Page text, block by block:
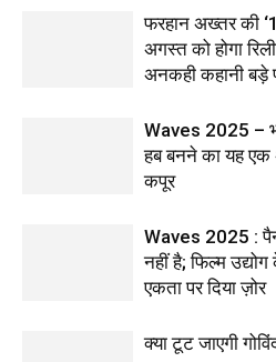
फरहान अख्तर की
अगस्त को होगा
अनकही कहानी बड़े
Waves 2025 –
हब बनने का यह एक
कपूर
Waves 2025 :
नहीं है; फिल्म
एकता पर दिया ज़ोर
क्या टूट जाएगी